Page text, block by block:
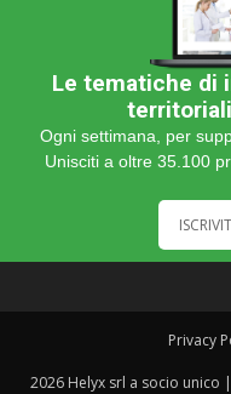
Le tematiche di
Ogni settimana, per
Unisciti a oltre 35.100
Privacy
2026 Helyx srl a socio unico